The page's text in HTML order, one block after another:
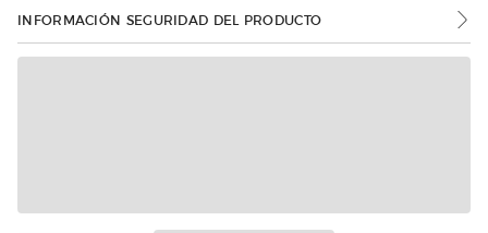
INFORMACIÓN SEGURIDAD DEL PRODUCTO